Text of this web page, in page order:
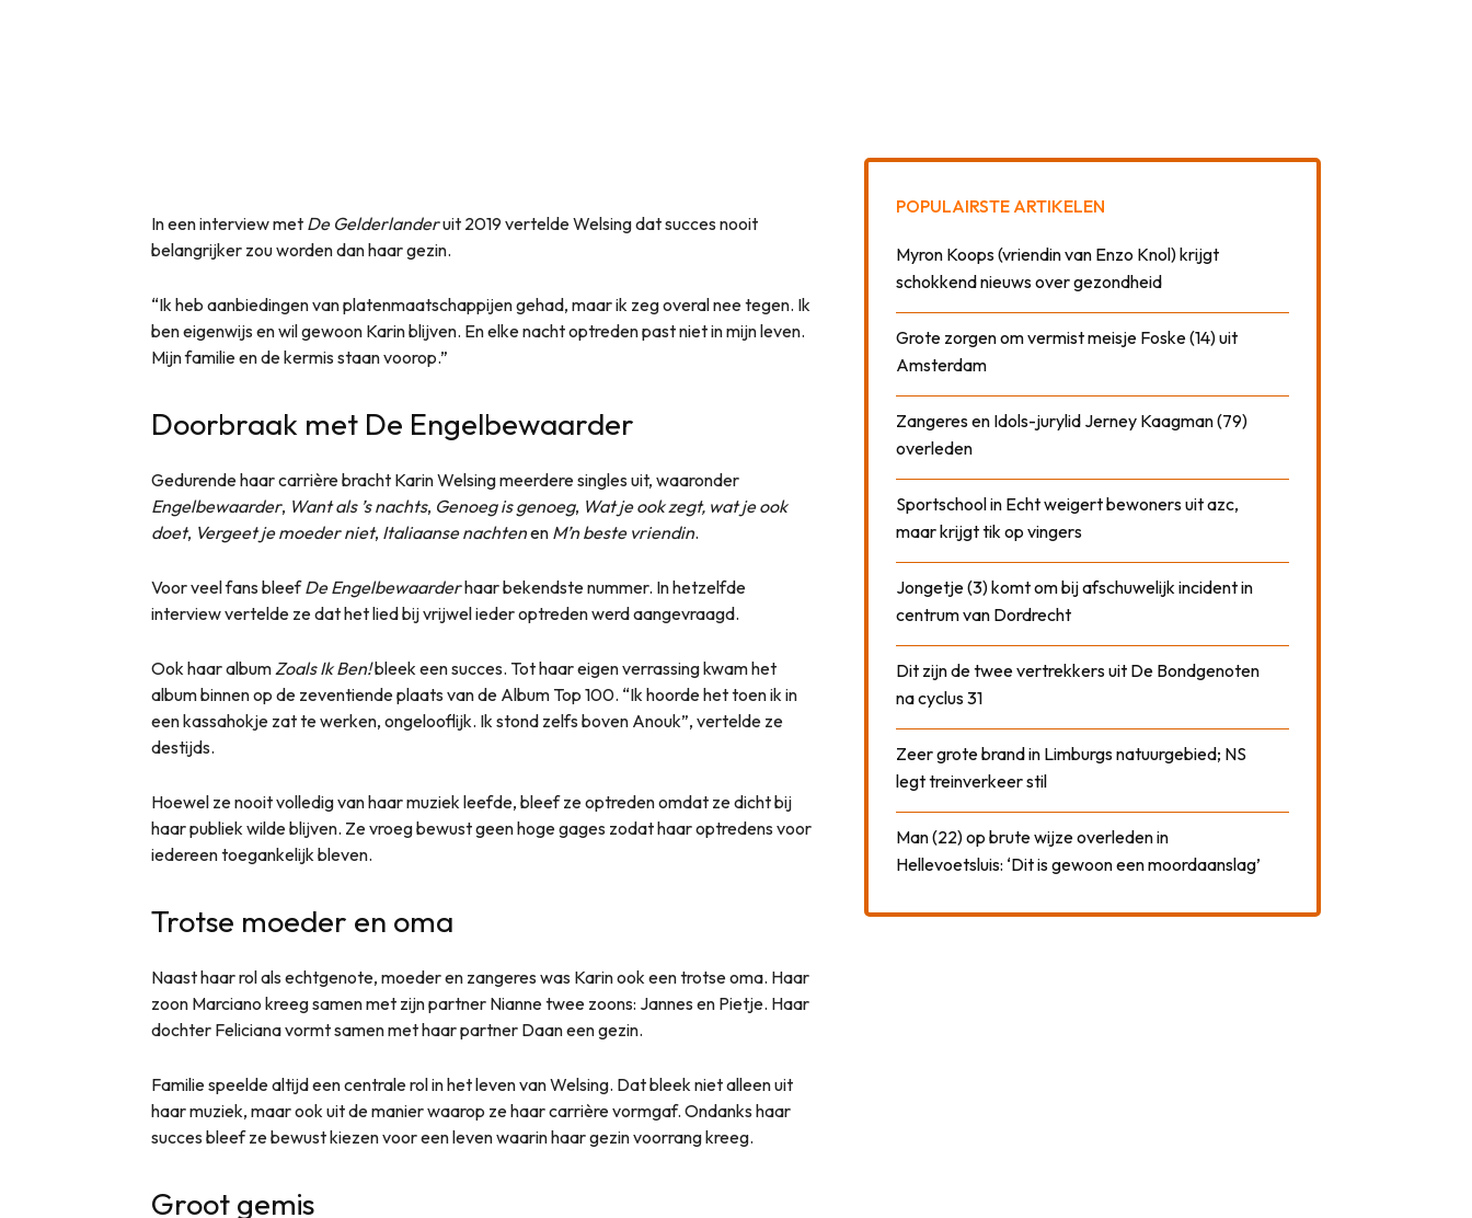
In een interview met De Gelderlanderuit 2019 vertelde Welsing dat succes nooit
belangrijker zou worden dan haar gezin.
“Ik heb aanbiedingen van platenmaatschappijen gehad, maar ik zeg overal nee tegen. Ik
ben eigenwijs en wil gewoon Karin blijven. En elke nacht optreden past niet in mijn leven.
Mijn familie en de kermis staan voorop.”
Doorbraak met De Engelbewaarder
Gedurende haar carrière bracht Karin Welsing meerdere singles uit, waaronder
Engelbewaarder, Want als ’s nachts, Genoeg is genoeg, Wat je ook zegt, wat je ook
doet, Vergeet je moeder niet, Italiaanse nachtenen M’n beste vriendin.
Voor veel fans bleefDe Engelbewaarderhaar bekendste nummer. In hetzelfde
interview vertelde ze dat het lied bij vrijwel ieder optreden werd aangevraagd.
Ook haar albumZoals Ik Ben!bleek een succes. Tot haar eigen verrassing kwam het
album binnen op de zeventiende plaats van de Album Top 100. “Ik hoorde het toen ik in
een kassahokje zat te werken, ongelooflijk. Ik stond zelfs boven Anouk”, vertelde ze
destijds.
Hoewel ze nooit volledig van haar muziek leefde, bleef ze optreden omdat ze dicht bij
haar publiek wilde blijven. Ze vroeg bewust geen hoge gages zodat haar optredens voor
iedereen toegankelijk bleven.
Trotse moeder en oma
Naast haar rol als echtgenote, moeder en zangeres was Karin ook een trotse oma. Haar
zoon Marciano kreeg samen met zijn partner Nianne twee zoons: Jannes en Pietje. Haar
dochter Feliciana vormt samen met haar partner Daan een gezin.
Familie speelde altijd een centrale rol in het leven van Welsing. Dat bleek niet alleen uit
haar muziek, maar ook uit de manier waarop ze haar carrière vormgaf. Ondanks haar
succes bleef ze bewust kiezen voor een leven waarin haar gezin voorrang kreeg.
Groot gemis
POPULAIRSTE ARTIKELEN
Myron Koops (vriendin van Enzo Knol) krijgt
schokkend nieuws over gezondheid
Grote zorgen om vermist meisje Foske (14) uit
Amsterdam
Zangeres en Idols-jurylid Jerney Kaagman (79)
overleden
Sportschool in Echt weigert bewoners uit azc,
maar krijgt tik op vingers
Jongetje (3) komt om bij afschuwelijk incident in
centrum van Dordrecht
Dit zijn de twee vertrekkers uit De Bondgenoten
na cyclus 31
Zeer grote brand in Limburgs natuurgebied; NS
legt treinverkeer stil
Man (22) op brute wijze overleden in
Hellevoetsluis: ‘Dit is gewoon een moordaanslag’